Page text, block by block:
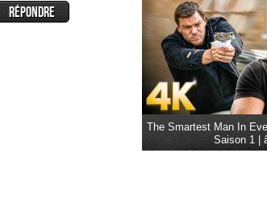
The Smartest Man In
Saison 1 |